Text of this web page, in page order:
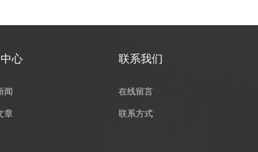
心
闻
章
联系我们
在线留言
联系方式